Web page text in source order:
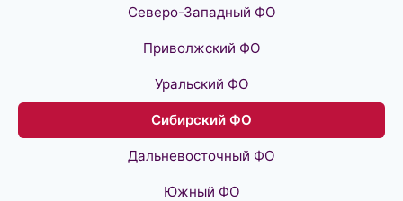
Северо-Западный ФО
Приволжский ФО
Уральский ФО
Сибирский ФО
Дальневосточный ФО
Южный ФО